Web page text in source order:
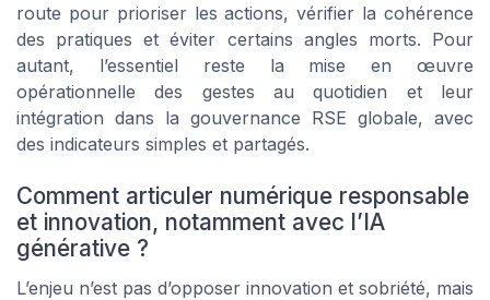
route pour prioriser les actions, vérifier la cohérence
des pratiques et éviter certains angles morts. Pour
autant, l’essentiel reste la mise en œuvre
opérationnelle des gestes au quotidien et leur
intégration dans la gouvernance RSE globale, avec
des indicateurs simples et partagés.
Comment articuler numérique responsable
et innovation, notamment avec l’IA
générative ?
L’enjeu n’est pas d’opposer innovation et sobriété, mais